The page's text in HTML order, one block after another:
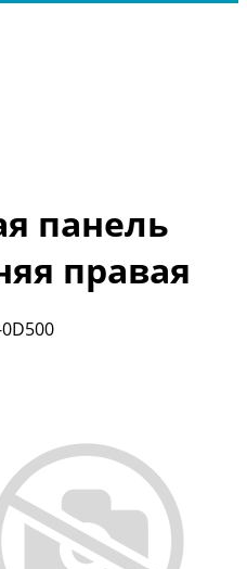
панель
правая